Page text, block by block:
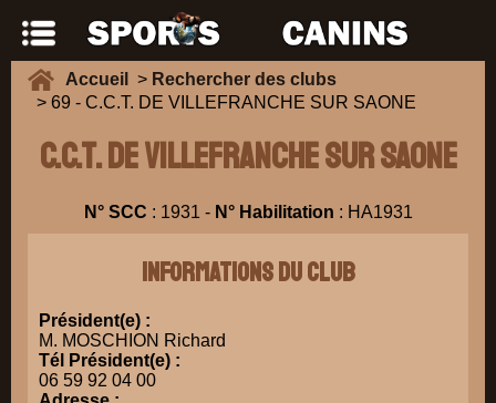
Accueil > Rechercher des clubs
> 69 - C.C.T. DE VILLEFRANCHE SUR SAONE
C.C.T. DE VILLEFRANCHE SUR SAONE
N° SCC : 1931 - N° Habilitation : HA1931
Informations du club
Président(e) :
M. MOSCHION Richard
Tél Président(e) :
06 59 92 04 00